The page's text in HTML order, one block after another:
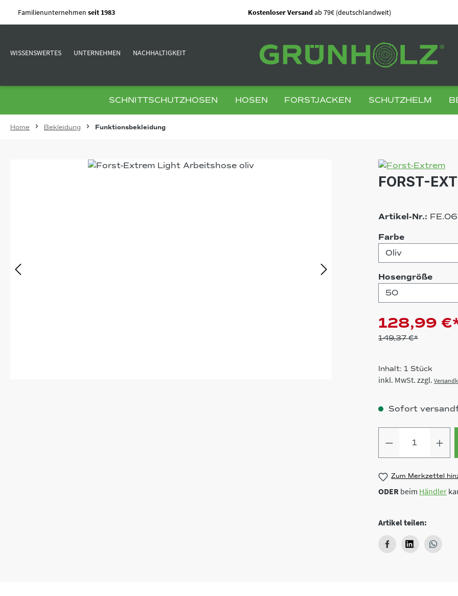
Hauptinhalt springen
Zur Suche springen
Zur Hauptnavigation springen
Familienunternehmen seit 1983 Kostenloser Versandab 79€ (deutschlandweit)
WISSENSWERTES UNTERNEHMEN NACHHALTIGKEIT
SCHNITTSCHUTZHOSEN HOSEN FORSTJACKEN SCHUTZHELM
Home Bekleidung Funktionsbekleidung
Bildergalerie überspringen
FORST-
Artikel-Nr.:
Farbeauswählen
Hosengröße
128,99
149,37 €*
Inhalt: 1 Stück
inkl. MwSt. zzgl.
Sofort
Produkt
Zum Merkzettel
ODER beim Händler
Artikel teilen: